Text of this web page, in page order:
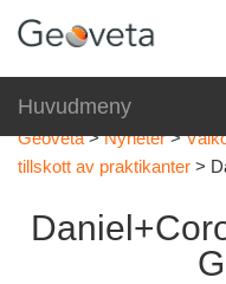
Huvudmeny
Geoveta>Nyheter>
tillskott av praktikanter >